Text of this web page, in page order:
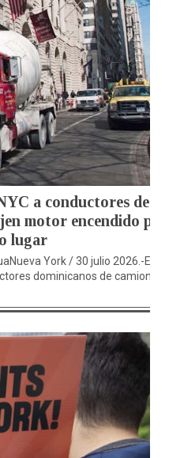
a conductores de
motor encendido por
lugar
York / 30 julio 2026.-En
dominicanos de camiones